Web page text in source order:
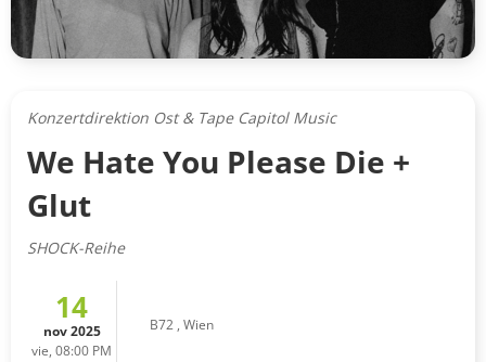
Konzertdirektion Ost & Tape Capitol Music
We Hate You Please Die +
Glut
SHOCK-Reihe
14
nov 2025
vie, 08:00 PM
B72 , Wien